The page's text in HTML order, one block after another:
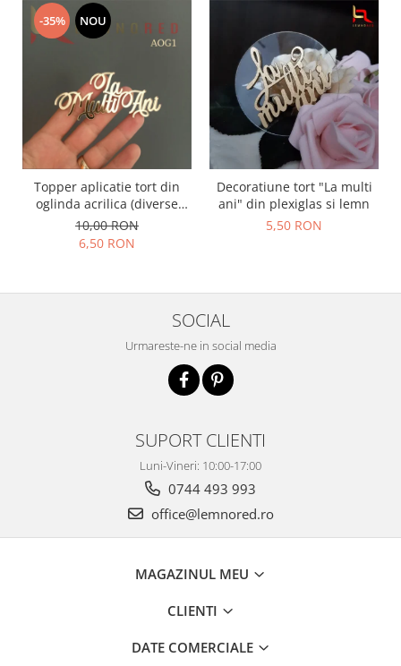
-35% NOU
Topper aplicatie tort din
oglinda acrilica (diverse
modele) - PRODUSUL LUNII
10,00 RON
6,50 RON
Decoratiune tort "La multi
ani" din plexiglas si lemn
5,50 RON
SOCIAL
Urmareste-ne in social media
SUPORT CLIENTI
Luni-Vineri: 10:00-17:00
0744 493 993
office@lemnored.ro
MAGAZINUL MEU
CLIENTI
DATE COMERCIALE